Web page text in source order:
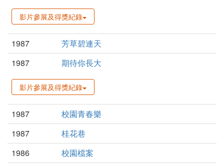
影片參展及得獎紀錄
1987
芳草碧連天
1987
期待你長大
影片參展及得獎紀錄
1987
校園青春樂
1987
桂花巷
1986
校園檔案